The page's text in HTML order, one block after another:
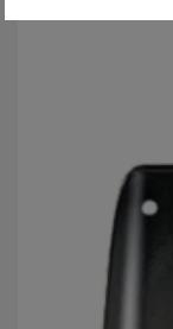
Technické
bez
Technické
nastavovat znovu
Povoleno
Díky těmto
zpříjemnit.
Analytické
Analytické